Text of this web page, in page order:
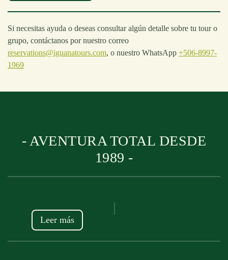
Si necesitas ayuda o deseas consultar algún detalle sobre tu tour o
grupo, contáctanos por nuestro correo
reservations@iguanatours.com, o nuestro WhatsApp +506-8997-
1969
- AVENTURA TOTAL DESDE
1989 -
Leer más